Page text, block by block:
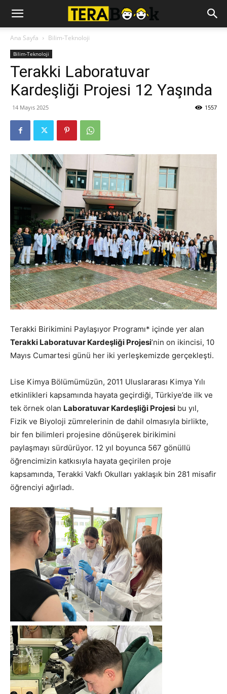
Ana Sayfa Bilim-Teknoloji
Bilim-Teknoloji
Terakki Laboratuvar
Kardeşliği Projesi 12 Yaşında
14 Mayıs 2025 1557
Terakki Birikimini Paylaşıyor Programı* içinde yer alan
Terakki Laboratuvar Kardeşliği Projesi’nin on ikincisi, 10
Mayıs Cumartesi günü her iki yerleşkemizde gerçekleşti.
Lise Kimya Bölümümüzün, 2011 Uluslararası Kimya Yılı
etkinlikleri kapsamında hayata geçirdiği, Türkiye’de ilk ve
tek örnek olan Laboratuvar Kardeşliği Projesi bu yıl,
Fizik ve Biyoloji zümrelerinin de dahil olmasıyla birlikte,
bir fen bilimleri projesine dönüşerek birikimini
paylaşmayı sürdürüyor. 12 yıl boyunca 567 gönüllü
öğrencimizin katkısıyla hayata geçirilen proje
kapsamında, Terakki Vakfı Okulları yaklaşık bin 281 misafir
öğrenciyi ağırladı.